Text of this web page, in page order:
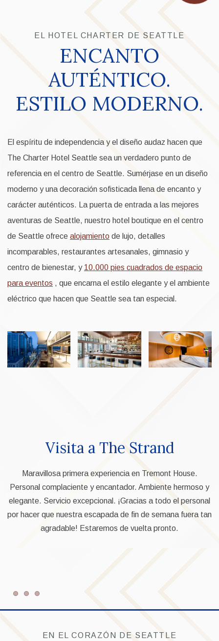
EL HOTEL CHARTER DE SEATTLE
ENCANTO
AUTÉNTICO.
ESTILO MODERNO.
El espíritu de independencia y el diseño audaz hacen que
The Charter Hotel Seattle sea un verdadero punto de
referencia en el centro de Seattle. Sumérjase en un diseño
moderno y una decoración sofisticada llena de encanto y
carácter auténticos. La puerta de entrada a las mejores
aventuras de Seattle, nuestro hotel boutique en el centro
de Seattle ofrece alojamiento de lujo, detalles
incomparables, restaurantes artesanales, gimnasio y
centro de bienestar, y 10.000 pies cuadrados de espacio
para eventos , que encarna el estilo elegante y el ambiente
eléctrico que hacen que Seattle sea tan especial.
Visita a The Strand
Maravillosa primera experiencia en Tremont House.
Personal complaciente y encantador. Ambiente hermoso y
elegante. Servicio excepcional. ¡Gracias a todo el personal
por hacer que nuestra escapada de fin de semana fuera tan
agradable! Estaremos de vuelta pronto.
EN EL CORAZÓN DE SEATTLE